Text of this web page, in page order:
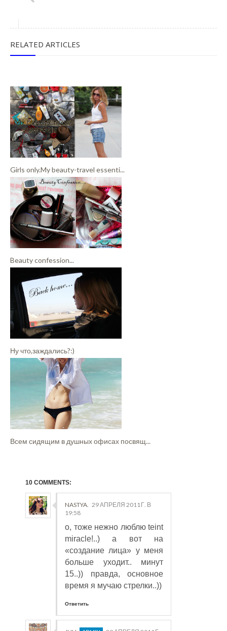
RELATED ARTICLES
Girls only.My beauty-travel essenti...
Beauty confession...
Ну что,заждались?:)
Всем сидящим в душных офисах посвящ...
10 COMMENTS:
NASTYA. 29 АПРЕЛЯ 2011 Г. В
19:58
о, тоже нежно люблю teint
miracle!..) а вот на
«создание лица» у меня
больше уходит.. минут
15..)) правда, основное
время я мучаю стрелки..))
Ответить